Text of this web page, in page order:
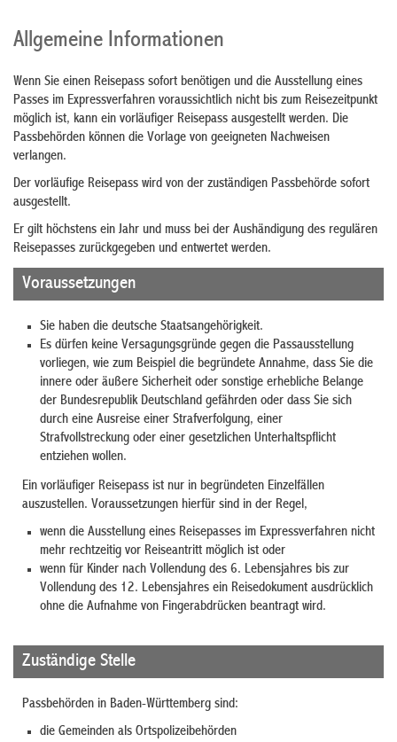
Allgemeine Informationen
Wenn Sie einen Reisepass sofort benötigen und die Ausstellung eines
Passes im Expressverfahren voraussichtlich nicht bis zum Reisezeitpunkt
möglich ist, kann ein vorläufiger Reisepass ausgestellt werden. Die
Passbehörden können die Vorlage von geeigneten Nachweisen
verlangen.
Der vorläufige Reisepass wird von der zuständigen Passbehörde sofort
ausgestellt.
Er gilt höchstens ein Jahr und muss bei der Aushändigung des regulären
Reisepasses zurückgegeben und entwertet werden.
Voraussetzungen
Sie haben die deutsche Staatsangehörigkeit.
Es dürfen keine Versagungsgründe gegen die Passausstellung
vorliegen, wie zum Beispiel die begründete Annahme, dass Sie die
innere oder äußere Sicherheit oder sonstige erhebliche Belange
der Bundesrepublik Deutschland gefährden oder dass Sie sich
durch eine Ausreise einer Strafverfolgung, einer
Strafvollstreckung oder einer gesetzlichen Unterhaltspflicht
entziehen wollen.
Ein vorläufiger Reisepass ist nur in begründeten Einzelfällen
auszustellen. Voraussetzungen hierfür sind in der Regel,
wenn die Ausstellung eines Reisepasses im Expressverfahren nicht
mehr rechtzeitig vor Reiseantritt möglich ist oder
wenn für Kinder nach Vollendung des 6. Lebensjahres bis zur
Vollendung des 12. Lebensjahres ein Reisedokument ausdrücklich
ohne die Aufnahme von Fingerabdrücken beantragt wird.
Zuständige Stelle
Passbehörden in Baden-Württemberg sind:
die Gemeinden als Ortspolizeibehörden